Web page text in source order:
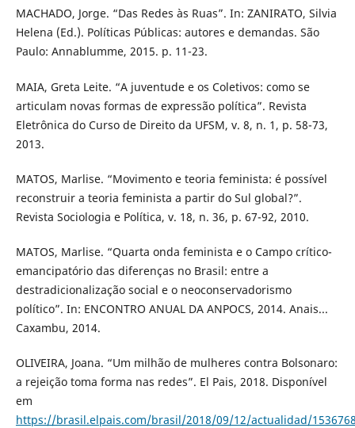
MACHADO, Jorge. “Das Redes às Ruas”. In: ZANIRATO, Silvia
Helena (Ed.). Políticas Públicas: autores e demandas. São
Paulo: Annablumme, 2015. p. 11-23.
MAIA, Greta Leite. “A juventude e os Coletivos: como se
articulam novas formas de expressão política”. Revista
Eletrônica do Curso de Direito da UFSM, v. 8, n. 1, p. 58-73,
2013.
MATOS, Marlise. “Movimento e teoria feminista: é possível
reconstruir a teoria feminista a partir do Sul global?”.
Revista Sociologia e Política, v. 18, n. 36, p. 67-92, 2010.
MATOS, Marlise. “Quarta onda feminista e o Campo crítico-
emancipatório das diferenças no Brasil: entre a
destradicionalização social e o neoconservadorismo
político”. In: ENCONTRO ANUAL DA ANPOCS, 2014. Anais...
Caxambu, 2014.
OLIVEIRA, Joana. “Um milhão de mulheres contra Bolsonaro:
a rejeição toma forma nas redes”. El Pais, 2018. Disponível
em
https://brasil.elpais.com/brasil/2018/09/12/actualidad/